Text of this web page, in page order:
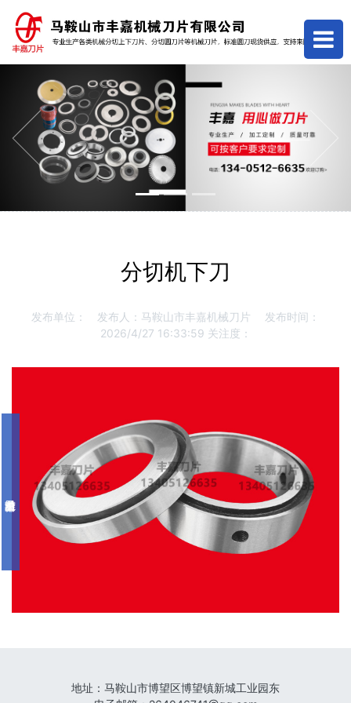
Previous
分切机下刀
发布单位： 发布人：马鞍山市丰嘉机械刀片
发布时间：
2026/4/27 16:33:59 关注度：
地址： 马鞍山市博望区博望镇新城工业园东